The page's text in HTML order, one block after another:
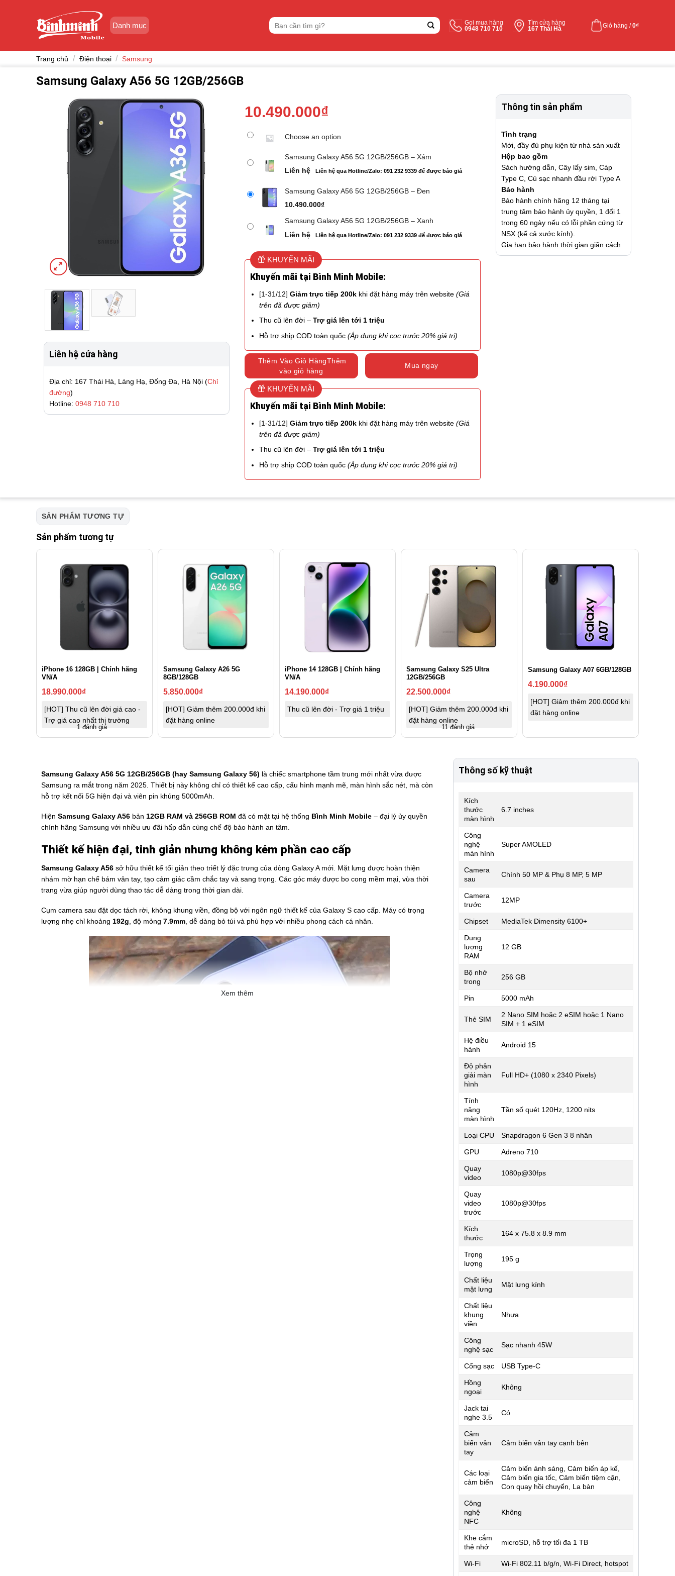
Danh mục
Tìm
kiếm:
Gọi mua hàng
0948 710 710
Tìm cửa hàng
167 Thái Hà
Giỏ hàng /0₫
Trang chủ / Điện thoại / Samsung
Samsung Galaxy A56 5G 12GB/256GB
Liên hệ cửa hàng
Địa chỉ: 167 Thái Hà, Láng Hạ, Đống Đa, Hà Nội (Chỉ
đường)
Hotline: 0948 710 710
10.490.000₫
Choose an option
Samsung Galaxy A56 5G 12GB/256GB – Xám
Liên hệ
Liên hệ qua Hotline/Zalo: 091 232 9339 để được báo giá
Samsung Galaxy A56 5G 12GB/256GB – Đen
10.490.000₫
Samsung Galaxy A56 5G 12GB/256GB – Xanh
Liên hệ
Liên hệ qua Hotline/Zalo: 091 232 9339 để được báo giá
KHUYẾN MÃI
Khuyến mãi tại Bình Minh Mobile:
[1-31/12]Giảm trực tiếp 200k khi đặt hàng máy trên website(Giá
trên đã được giảm)
Thu cũ lên đời –Trợ giá lên tới 1 triệu
Hỗ trợ ship COD toàn quốc(Áp dụng khi cọc trước 20% giá trị)
Thêm Vào Giỏ HàngThêm
vào giỏ hàng
Mua ngay
KHUYẾN MÃI
Khuyến mãi tại Bình Minh Mobile:
[1-31/12]Giảm trực tiếp 200k khi đặt hàng máy trên website(Giá
trên đã được giảm)
Thu cũ lên đời –Trợ giá lên tới 1 triệu
Hỗ trợ ship COD toàn quốc(Áp dụng khi cọc trước 20% giá trị)
Thông tin sản phẩm
Tình trạng
Mới, đầy đủ phụ kiện từ nhà sản xuất
Hộp bao gồm
Sách hướng dẫn, Cây lấy sim, Cáp
Type C, Củ sạc nhanh đầu rời Type A
Bảo hành
Bảo hành chính hãng 12 tháng tại
trung tâm bảo hành ủy quyền, 1 đổi 1
trong 60 ngày nếu có lỗi phần cứng từ
NSX (kể cả xước kính).
Gia hạn bảo hành thời gian giãn cách
SẢN PHẨM TƯƠNG TỰ
Sản phẩm tương tự
iPhone 16 128GB | Chính hãng
VN/A
18.990.000₫
[HOT] Thu cũ lên đời giá cao -
Trợ giá cao nhất thị trường
1 đánh giá
Samsung Galaxy A26 5G
8GB/128GB
5.850.000₫
[HOT] Giảm thêm 200.000đ khi
đặt hàng online
iPhone 14 128GB | Chính hãng
VN/A
14.190.000₫
Thu cũ lên đời - Trợ giá 1 triệu
Samsung Galaxy S25 Ultra
12GB/256GB
22.500.000₫
[HOT] Giảm thêm 200.000đ khi
đặt hàng online
11 đánh giá
Samsung Galaxy A07 6GB/128GB
4.190.000₫
[HOT] Giảm thêm 200.000đ khi
đặt hàng online
Samsung Galaxy A56 5G 12GB/256GB (hay Samsung Galaxy 56) là chiếc smartphone tầm trung mới nhất vừa được
Samsung ra mắt trong năm 2025. Thiết bị này không chỉ có thiết kế cao cấp, cấu hình mạnh mẽ, màn hình sắc nét, mà còn
hỗ trợ kết nối 5G hiện đại và viên pin khủng 5000mAh.
Hiện Samsung Galaxy A56bản 12GB RAM và 256GB ROM đã có mặt tại hệ thống Bình Minh Mobile– đại lý ủy quyền
chính hãng Samsung với nhiều ưu đãi hấp dẫn cùng chế độ bảo hành an tâm.
Thiết kế hiện đại, tinh giản nhưng không kém phần cao cấp
Samsung Galaxy A56sở hữu thiết kế tối giản theo triết lý đặc trưng của dòng Galaxy A mới. Mặt lưng được hoàn thiện
nhám mờ hạn chế bám vân tay, tạo cảm giác cầm chắc tay và sang trọng. Các góc máy được bo cong mềm mại, vừa thời
trang vừa giúp người dùng thao tác dễ dàng trong thời gian dài.
Cụm camera sau đặt dọc tách rời, không khung viền, đồng bộ với ngôn ngữ thiết kế của Galaxy S cao cấp. Máy có trọng
lượng nhẹ chỉ khoảng 192g , độ mỏng 7.9mm, dễ dàng bỏ túi và phù hợp với nhiều phong cách cá nhân.
Xem thêm
Thông số kỹ thuật
Kích
thước
màn hình
6.7 inches
Công
nghệ
màn hình
Super AMOLED
Camera
sau
Chính 50 MP & Phụ 8 MP, 5 MP
Camera
trước
12MP
Chipset MediaTek Dimensity 6100+
Dung
lượng
RAM
12 GB
Bộ nhớ
trong
256 GB
Pin 5000 mAh
Thẻ SIM
2 Nano SIM hoặc 2 eSIM hoặc 1 Nano
SIM + 1 eSIM
Hệ điều
hành
Android 15
Độ phân
giải màn
hình
Full HD+ (1080 x 2340 Pixels)
Tính
năng
màn hình
Tần số quét 120Hz, 1200 nits
Loại CPU Snapdragon 6 Gen 3 8 nhân
GPU Adreno 710
Quay
video
1080p@30fps
Quay
video
trước
1080p@30fps
Kích
thước
164 x 75.8 x 8.9 mm
Trọng
lượng
195 g
Chất liệu
mặt lưng
Mặt lưng kính
Chất liệu
khung
viền
Nhựa
Công
nghệ sạc
Sạc nhanh 45W
Cổng sạc USB Type-C
Hồng
ngoại
Không
Jack tai
nghe 3.5
Có
Cảm
biến vân
tay
Cảm biến vân tay cạnh bên
Các loại
cảm biến
Cảm biến ánh sáng, Cảm biến áp kế,
Cảm biến gia tốc, Cảm biến tiệm cận,
Con quay hồi chuyển, La bàn
Công
nghệ
NFC
Không
Khe cắm
thẻ nhớ
microSD, hỗ trợ tối đa 1 TB
Wi-Fi Wi-Fi 802.11 b/g/n, Wi-Fi Direct, hotspot